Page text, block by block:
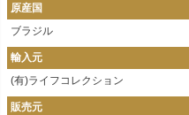
原産国
ブラジル
輸入元
(有)ライフコレクション
販売元